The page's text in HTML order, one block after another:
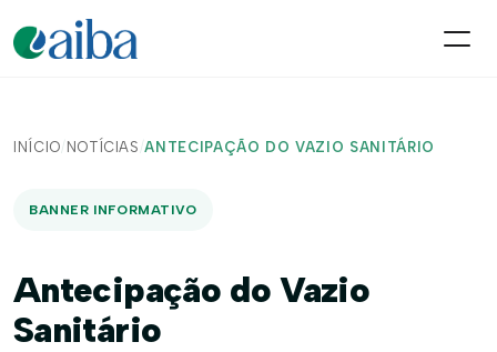
INÍCIO/ NOTÍCIAS /ANTECIPAÇÃO DO VAZIO SANITÁRIO
BANNER INFORMATIVO
Antecipação do Vazio
Sanitário